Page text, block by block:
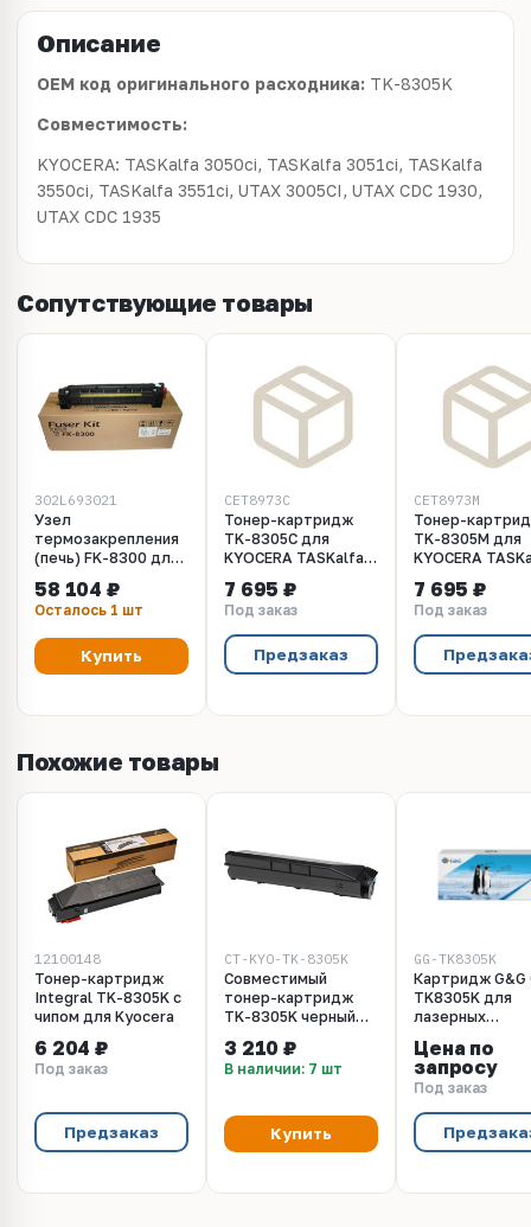
Описание
OEM код оригинального расходника: TK-8305K
Совместимость:
KYOCERA: TASKalfa 3050ci, TASKalfa 3051ci, TASKalfa
3550ci, TASKalfa 3551ci, UTAX 3005CI, UTAX CDC 1930,
UTAX CDC 1935
Сопутствующие товары
302L693021
Узел
термозакрепления
(печь) FK-8300 для
3051ci, 3551ci
58 104 ₽
Осталось 1 шт
Купить
CET8973C
Тонер-картридж
TK-8305C для
KYOCERA TASKalfa
(CET) Cyan, 340г,
15000 стр.,
CET8973C
7 695 ₽
Под заказ
Предзаказ
CET8973M
Тонер-
TK-8305M для
KYOCERA
(CET) Magenta,
15000 стр.,
CET8973M
7 695 ₽
Под заказ
Похожие товары
12100148
Тонер-картридж
Integral TK-8305K с
чипом для Kyocera
6 204 ₽
Под заказ
Предзаказ
CT-KYO-TK-8305K
Совместимый
тонер-картридж
TK-8305K черный
Kyocera TASKalfa
3051ci, 3551ci,
(25000 стр)
3 210 ₽
В наличии: 7 шт
Купить
GG-TK8305K
Картридж G&G
TK8305K для
лазерных
аналог TK-
Цена по
запросу
Под заказ